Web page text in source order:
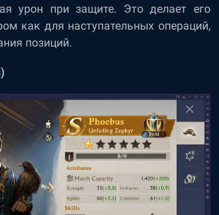
урон при защите. Это делает его
как для наступательных операций,
позиций.